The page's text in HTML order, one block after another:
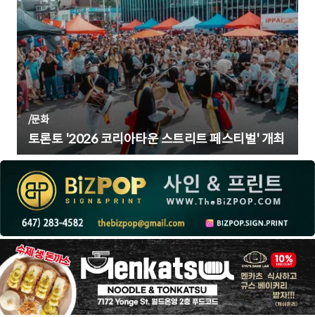
/문화
토론토 '2026 코리아타운 스트리트 페스티벌' 개최